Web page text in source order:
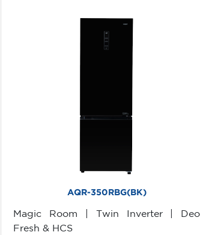
AQR-350RBG(BK)
Magic Room | Twin Inverter | Deo
Fresh & HCS